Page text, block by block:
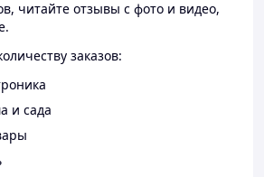
читайте отзывы с фото и видео,
заказов:
и сада